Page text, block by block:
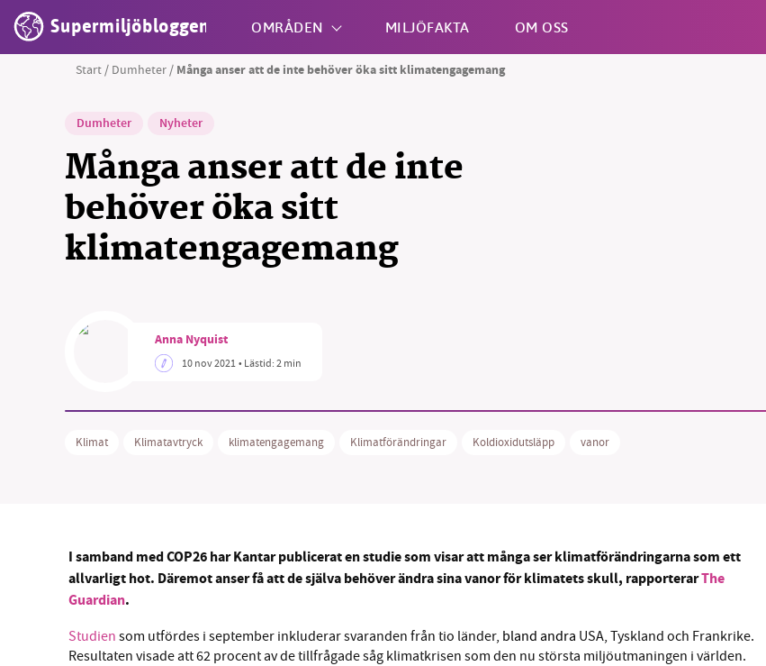
Supermiljöbloggen OMRÅDEN MILJÖFAKTA OM OSS
Start / Dumheter / Många anser att de inte behöver öka sitt klimatengagemang
Dumheter Nyheter
Många anser att de inte
behöver öka sitt
klimatengagemang
Anna Nyquist
10 nov 2021• Lästid:2 min
Klimat Klimatavtryck klimatengagemang Klimatförändringar Koldioxidutsläpp vanor
I samband med COP26 har Kantar publicerat en studie som visar att många ser klimatförändringarna som ett
allvarligt hot. Däremot anser få att de själva behöver ändra sina vanor för klimatets skull, rapporterarThe
Guardian.
Studien som utfördes i september inkluderar svaranden från tio länder, bland andra USA, Tyskland och Frankrike.
Resultaten visade att 62 procent av de tillfrågade såg klimatkrisen som den nu största miljöutmaningen i världen.
nyhetsbevakning och granskningar. Nu vill vi utveckla
och vi hoppas att du vill hjälpa oss.
Stötta vårt arbete genom att swisha en slant till